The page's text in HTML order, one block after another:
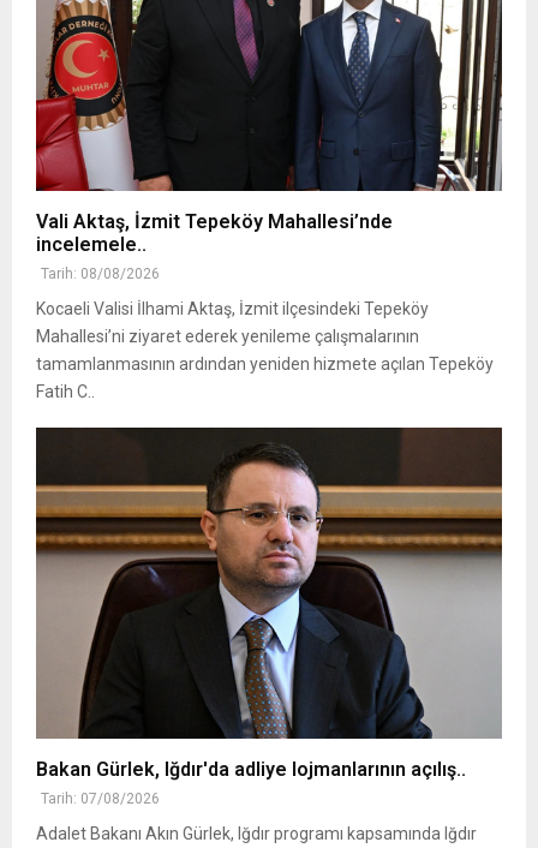
Vali Aktaş, İzmit Tepeköy Mahallesi’nde
incelemele..
Tarih: 08/08/2026
Kocaeli Valisi İlhami Aktaş, İzmit ilçesindeki Tepeköy
Mahallesi’ni ziyaret ederek yenileme çalışmalarının
tamamlanmasının ardından yeniden hizmete açılan Tepeköy
Fatih C..
Bakan Gürlek, Iğdır'da adliye lojmanlarının açılış..
Tarih: 07/08/2026
Adalet Bakanı Akın Gürlek, Iğdır programı kapsamında Iğdır